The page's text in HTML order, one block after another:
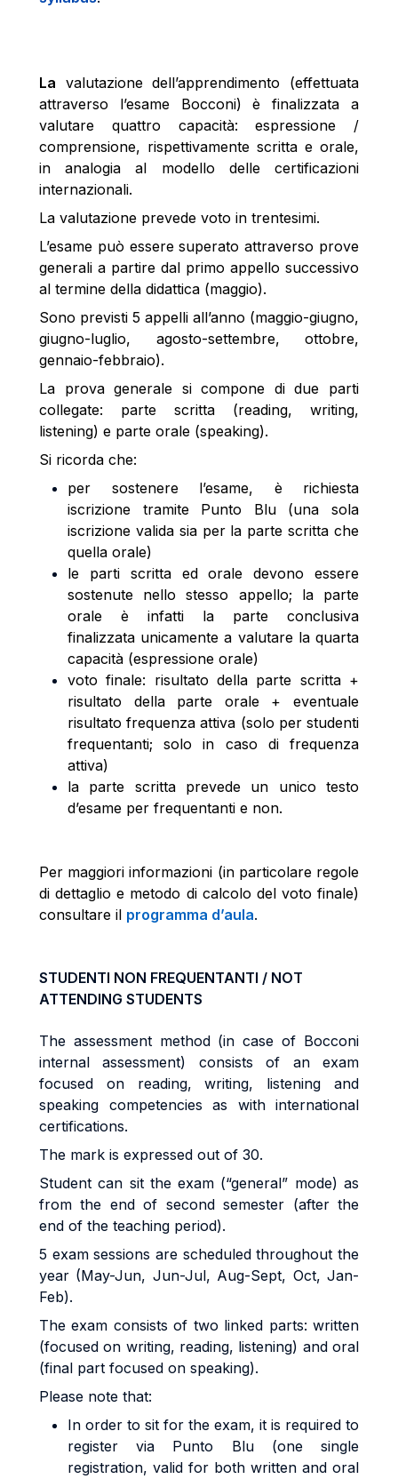
La valutazione dell’apprendimento (effettuata
attraverso l’esame Bocconi) è finalizzata a
valutare quattro capacità: espressione /
comprensione, rispettivamente scritta e orale,
in analogia al modello delle certificazioni
internazionali.
La valutazione prevede voto in trentesimi.
L’esame può essere superato attraverso prove
generali a partire dal primo appello successivo
al termine della didattica (maggio).
Sono previsti 5 appelli all’anno (maggio-giugno,
giugno-luglio, agosto-settembre, ottobre,
gennaio-febbraio).
La prova generale si compone di due parti
collegate: parte scritta (reading, writing,
listening) e parte orale (speaking).
Si ricorda che:
per sostenere l’esame, è richiesta
iscrizione tramite Punto Blu (una sola
iscrizione valida sia per la parte scritta che
quella orale)
le parti scritta ed orale devono essere
sostenute nello stesso appello; la parte
orale è infatti la parte conclusiva
finalizzata unicamente a valutare la quarta
capacità (espressione orale)
voto finale: risultato della parte scritta +
risultato della parte orale + eventuale
risultato frequenza attiva (solo per studenti
frequentanti; solo in caso di frequenza
attiva)
la parte scritta prevede un unico testo
d’esame per frequentanti e non.
Per maggiori informazioni (in particolare regole
di dettaglio e metodo di calcolo del voto finale)
consultare il programma d’aula.
STUDENTI NON FREQUENTANTI / NOT
ATTENDING STUDENTS
The assessment method (in case of Bocconi
internal assessment) consists of an exam
focused on reading, writing, listening and
speaking competencies as with international
certifications.
The mark is expressed out of 30.
Student can sit the exam (“general” mode) as
from the end of second semester (after the
end of the teaching period).
5 exam sessions are scheduled throughout the
year (May-Jun, Jun-Jul, Aug-Sept, Oct, Jan-
Feb).
The exam consists of two linked parts: written
(focused on writing, reading, listening) and oral
(final part focused on speaking).
Please note that:
In order to sit for the exam, it is required to
register via Punto Blu (one single
registration, valid for both written and oral